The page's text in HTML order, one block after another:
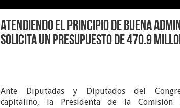
Atendiendo el principio de buena
solicita un presupuesto de 470.9
Ante Diputadas y Diputados del
capitalino, la Presidenta de la Comisión